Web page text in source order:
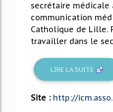
secrétaire
communication
Catholique de Lille.
travailler dans le
LIRE LA SUITE
Site : http://